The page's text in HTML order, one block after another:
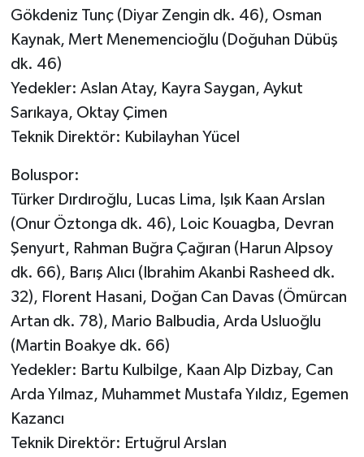
Gökdeniz Tunç (Diyar Zengin dk. 46), Osman
Kaynak, Mert Menemencioğlu (Doğuhan Dübüş
dk. 46)
Yedekler: Aslan Atay, Kayra Saygan, Aykut
Sarıkaya, Oktay Çimen
Teknik Direktör: Kubilayhan Yücel
Boluspor:
Türker Dırdıroğlu, Lucas Lima, Işık Kaan Arslan
(Onur Öztonga dk. 46), Loic Kouagba, Devran
Şenyurt, Rahman Buğra Çağıran (Harun Alpsoy
dk. 66), Barış Alıcı (Ibrahim Akanbi Rasheed dk.
32), Florent Hasani, Doğan Can Davas (Ömürcan
Artan dk. 78), Mario Balbudia, Arda Usluoğlu
(Martin Boakye dk. 66)
Yedekler: Bartu Kulbilge, Kaan Alp Dizbay, Can
Arda Yılmaz, Muhammet Mustafa Yıldız, Egemen
Kazancı
Teknik Direktör: Ertuğrul Arslan